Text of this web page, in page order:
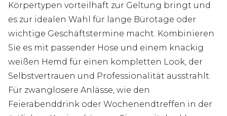
Körpertypen vorteilhaft zur Geltung bringt und
es zur idealen Wahl für lange Bürotage oder
wichtige Geschäftstermine macht. Kombinieren
Sie es mit passender Hose und einem knackig
weißen Hemd für einen kompletten Look, der
Selbstvertrauen und Professionalität ausstrahlt.
Für zwanglosere Anlässe, wie den
Feierabenddrink oder Wochenendtreffen in der